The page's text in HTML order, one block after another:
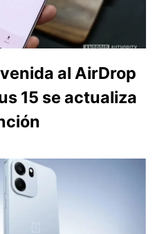
al AirDrop
15 se actualiza